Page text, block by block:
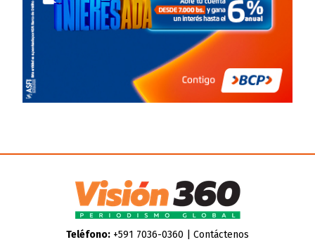
Teléfono:+591 7036-0360 | Contáctenos